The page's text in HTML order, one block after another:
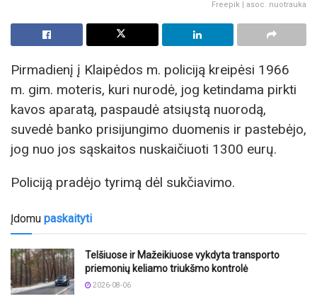
Freepik | asoc. nuotrauka
Pirmadienį į Klaipėdos m. policiją kreipėsi 1966
m. gim. moteris, kuri nurodė, jog ketindama pirkti
kavos aparatą, paspaudė atsiųstą nuorodą,
suvedė banko prisijungimo duomenis ir pastebėjo,
jog nuo jos sąskaitos nuskaičiuoti 1300 eurų.
Policiją pradėjo tyrimą dėl sukčiavimo.
Įdomu paskaityti
Telšiuose ir Mažeikiuose vykdyta transporto
priemonių keliamo triukšmo kontrolė
2026-08-06